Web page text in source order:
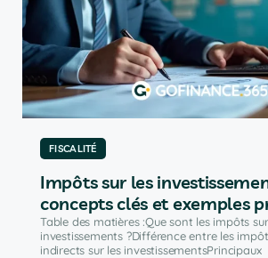
FISCALITÉ
Impôts sur les
concepts clés et exemples
Table des matières :Que sont les impôts
investissements ?Différence entre les
indirects sur les investissementsPrincipaux